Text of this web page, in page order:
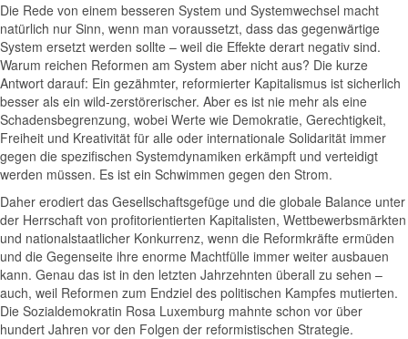
Die Rede von einem besseren System und Systemwechsel macht
natürlich nur Sinn, wenn man voraussetzt, dass das gegenwärtige
System ersetzt werden sollte – weil die Effekte derart negativ sind.
Warum reichen Reformen am System aber nicht aus? Die kurze
Antwort darauf: Ein gezähmter, reformierter Kapitalismus ist sicherlich
besser als ein wild-zerstörerischer. Aber es ist nie mehr als eine
Schadensbegrenzung, wobei Werte wie Demokratie, Gerechtigkeit,
Freiheit und Kreativität für alle oder internationale Solidarität immer
gegen die spezifischen Systemdynamiken erkämpft und verteidigt
werden müssen. Es ist ein Schwimmen gegen den Strom.
Daher erodiert das Gesellschaftsgefüge und die globale Balance unter
der Herrschaft von profitorientierten Kapitalisten, Wettbewerbsmärkten
und nationalstaatlicher Konkurrenz, wenn die Reformkräfte ermüden
und die Gegenseite ihre enorme Machtfülle immer weiter ausbauen
kann. Genau das ist in den letzten Jahrzehnten überall zu sehen –
auch, weil Reformen zum Endziel des politischen Kampfes mutierten.
Die Sozialdemokratin Rosa Luxemburg mahnte schon vor über
hundert Jahren vor den Folgen der reformistischen Strategie.